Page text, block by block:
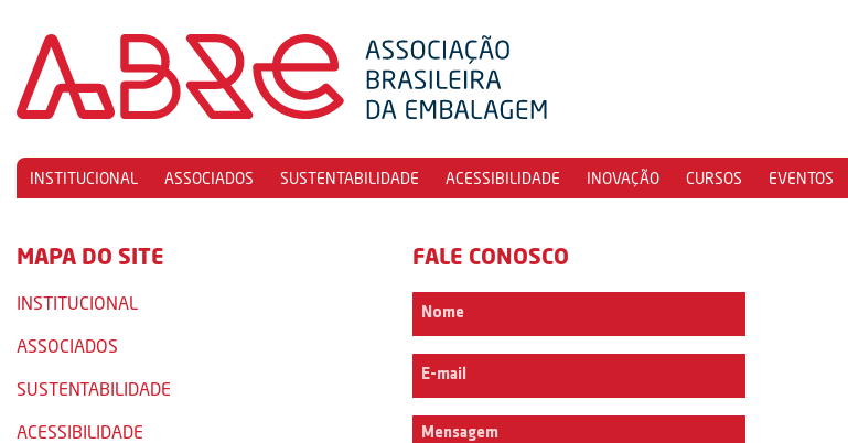
INSTITUCIONAL ASSOCIADOS SUSTENTABILIDADE ACESSIBILIDADE INOVAÇÃO CURSOS EVENTOS
MAPA DO SITE
INSTITUCIONAL
ASSOCIADOS
SUSTENTABILIDADE
ACESSIBILIDADE
FALE CONOSCO